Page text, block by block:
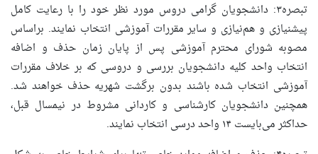
تبصره۳: دانشجویان گرامی دروس مورد نظر خود را با رعایت کامل
پیشنیازی و هم‌نیازی و سایر مقررات آموزشی انتخاب نمایند. براساس
مصوبه شورای محترم آموزشی پس از پایان زمان حذف و اضافه
انتخاب واحد کلیه دانشجویان بررسی و دروسی که بر خلاف مقررات
آموزشی انتخاب شده باشند بدون برگشت شهریه حذف خواهند شد.
همچنین دانشجویان کارشناسی و کاردانی مشروط در نیمسال قبل،
حداکثر می‌بایست ۱۴ واحد درسی انتخاب نمایند.